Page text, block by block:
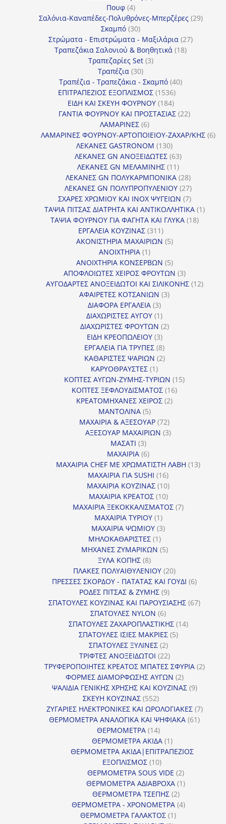
Πουφ 44
προϊόντα
Σαλόνια-Καναπέδες-Πολυθρόνες-Μπερζέρες 2929
Σκαμπό 3030
προϊόντα
Στρώματα - Επιστρώματα - Μαξιλάρια 2727
Τραπεζάκια Σαλονιού & Βοηθητικά 1818
Τραπεζαρίες Set 33
Τραπέζια 3030
προϊόντα
Τραπέζια - Τραπεζάκια - Σκαμπό 4040
ΕΠΙΤΡΑΠΕΖΙΟΣ ΕΞΟΠΛΙΣΜΟΣ 15361536
προϊόντα
ΕΙΔΗ ΚΑΙ ΣΚΕΥΗ ΦΟΥΡΝΟΥ 184184
προϊόντα
ΓΑΝΤΙΑ ΦΟΥΡΝΟΥ ΚΑΙ ΠΡΟΣΤΑΣΙΑΣ 2222
ΛΑΜΑΡΙΝΕΣ 66
προϊόντα
ΛΑΜΑΡΙΝΕΣ ΦΟΥΡΝΟΥ-ΑΡΤΟΠΟΙΕΙΟΥ-ΖΑΧΑΡ/ΚΗΣ 66
ΛΕΚΑΝΕΣ GASTRONOM 130130
προϊόντα
ΛΕΚΑΝΕΣ GN ΑΝΟΞΕΙΔΩΤΕΣ 6363
ΛΕΚΑΝΕΣ GN ΜΕΛΑΜΙΝΗΣ 1111
προϊόντα
ΛΕΚΑΝΕΣ GN ΠΟΛΥΚΑΡΜΠΟΝΙΚΑ 2828
προϊόντα
ΛΕΚΑΝΕΣ GN ΠΟΛΥΠΡΟΠΥΛΕΝΙΟΥ 2727
προϊόντα
ΣΧΑΡΕΣ ΧΡΩΜΙΟΥ ΚΑΙ INOX ΨΥΓΕΙΩΝ 77
προϊόντα
ΤΑΨΙΑ ΠΙΤΣΑΣ ΔΙΑΤΡΗΤΑ ΚΑΙ ΑΝΤΙΚΟΛΛΗΤΙΚΑ 11
ΤΑΨΙΑ ΦΟΥΡΝΟΥ ΓΙΑ ΦΑΓΗΤΑ ΚΑΙ ΓΛΥΚΑ 1818
ΕΡΓΑΛΕΙΑ ΚΟΥΖΙΝΑΣ 311311
προϊόντα
ΑΚΟΝΙΣΤΗΡΙΑ ΜΑΧΑΙΡΙΩΝ 55
ΑΝΟΙΧΤΗΡΙΑ 11
προϊόν
ΑΝΟΙΧΤΗΡΙΑ ΚΟΝΣΕΡΒΩΝ 55
προϊόντα
ΑΠΟΦΛΟΙΩΤΕΣ ΧΕΙΡΟΣ ΦΡΟΥΤΩΝ 33
προϊόντα
ΑΥΓΟΔΑΡΤΕΣ ΑΝΟΞΕΙΔΩΤΟΙ ΚΑΙ ΣΙΛΙΚΟΝΗΣ 1212
ΑΦΑΙΡΕΤΕΣ ΚΟΤΣΑΝΙΩΝ 33
ΔΙΑΦΟΡΑ ΕΡΓΑΛΕΙΑ 33
προϊόντα
ΔΙΑΧΩΡΙΣΤΕΣ ΑΥΓΟΥ 11
προϊόν
ΔΙΑΧΩΡΙΣΤΕΣ ΦΡΟΥΤΩΝ 22
ΕΙΔΗ ΚΡΕΟΠΩΛΕΙΟΥ 33
προϊόντα
ΕΡΓΑΛΕΙΑ ΓΙΑ ΤΡΥΠΕΣ 88
προϊόντα
ΚΑΘΑΡΙΣΤΕΣ ΨΑΡΙΩΝ 22
ΚΑΡΥΟΘΡΑΥΣΤΕΣ 11
προϊόν
ΚΟΠΤΕΣ ΑΥΓΩΝ-ΖΥΜΗΣ-ΤΥΡΙΩΝ 1515
ΚΟΠΤΕΣ ΞΕΦΛΟΥΔΙΣΜΑΤΟΣ 1616
ΚΡΕΑΤΟΜΗΧΑΝΕΣ ΧΕΙΡΟΣ 22
ΜΑΝΤΟΛΙΝΑ 55
προϊόντα
ΜΑΧΑΙΡΙΑ & ΑΞΕΣΟΥΑΡ 7272
προϊόντα
ΑΞΕΣΟΥΑΡ ΜΑΧΑΙΡΙΩΝ 33
ΜΑΣΑΤΙ 33
προϊόντα
ΜΑΧΑΙΡΙΑ 66
προϊόντα
ΜΑΧΑΙΡΙΑ CHEF ΜΕ ΧΡΩΜΑΤΙΣΤΗ ΛΑΒΗ 1313
ΜΑΧΑΙΡΙΑ ΓΙΑ SUSHI 1616
προϊόντα
ΜΑΧΑΙΡΙΑ ΚΟΥΖΙΝΑΣ 1010
προϊόντα
ΜΑΧΑΙΡΙΑ ΚΡΕΑΤΟΣ 1010
προϊόντα
ΜΑΧΑΙΡΙΑ ΞΕΚΟΚΚΑΛΙΣΜΑΤΟΣ 77
ΜΑΧΑΙΡΙΑ ΤΥΡΙΟΥ 11
προϊόν
ΜΑΧΑΙΡΙΑ ΨΩΜΙΟΥ 33
ΜΗΛΟΚΑΘΑΡΙΣΤΕΣ 11
προϊόν
ΜΗΧΑΝΕΣ ΖΥΜΑΡΙΚΩΝ 55
ΞΥΛΑ ΚΟΠΗΣ 88
προϊόντα
ΠΛΑΚΕΣ ΠΟΛΥΑΙΘΥΛΕΝΙΟΥ 2020
προϊόντα
ΠΡΕΣΣΕΣ ΣΚΟΡΔΟΥ - ΠΑΤΑΤΑΣ ΚΑΙ ΓΟΥΔΙ 66
ΡΟΔΕΣ ΠΙΤΣΑΣ & ΖΥΜΗΣ 99
προϊόντα
ΣΠΑΤΟΥΛΕΣ ΚΟΥΖΙΝΑΣ ΚΑΙ ΠΑΡΟΥΣΙΑΣΗΣ 6767
ΣΠΑΤΟΥΛΕΣ NYLON 66
προϊόντα
ΣΠΑΤΟΥΛΕΣ ΖΑΧΑΡΟΠΛΑΣΤΙΚΗΣ 1414
ΣΠΑΤΟΥΛΕΣ ΙΣΙΕΣ ΜΑΚΡΙΕΣ 55
ΣΠΑΤΟΥΛΕΣ ΞΥΛΙΝΕΣ 22
προϊόντα
ΤΡΙΦΤΕΣ ΑΝΟΞΕΙΔΩΤΟΙ 2222
προϊόντα
ΤΡΥΦΕΡΟΠΟΙΗΤΕΣ ΚΡΕΑΤΟΣ ΜΠΑΤΕΣ ΣΦΥΡΙΑ 22
ΦΟΡΜΕΣ ΔΙΑΜΟΡΦΩΣΗΣ ΑΥΓΩΝ 22
προϊόντα
ΨΑΛΙΔΙΑ ΓΕΝΙΚΗΣ ΧΡΗΣΗΣ ΚΑΙ ΚΟΥΖΙΝΑΣ 99
ΣΚΕΥΗ ΚΟΥΖΙΝΑΣ 552552
προϊόντα
ΖΥΓΑΡΙΕΣ ΗΛΕΚΤΡΟΝΙΚΕΣ ΚΑΙ ΩΡΟΛΟΓΙΑΚΕΣ 77
ΘΕΡΜΟΜΕΤΡΑ ΑΝΑΛΟΓΙΚΑ ΚΑΙ ΨΗΦΙΑΚΑ 6161
ΘΕΡΜΟΜΕΤΡΑ 1414
προϊόντα
ΘΕΡΜΟΜΕΤΡΑ ΑΚΙΔΑ 11
προϊόν
ΘΕΡΜΟΜΕΤΡΑ ΑΚΙΔΑ|ΕΠΙΤΡΑΠΕΖΙΟΣ
ΕΞΟΠΛΙΣΜΟΣ 1010
προϊόντα
ΘΕΡΜΟΜΕΤΡΑ SOUS VIDE 22
προϊόντα
ΘΕΡΜΟΜΕΤΡΑ ΑΔΙΑΒΡΟΧΑ 11
ΘΕΡΜΟΜΕΤΡΑ ΤΣΕΠΗΣ 22
προϊόντα
ΘΕΡΜΟΜΕΤΡΑ - ΧΡΟΝΟΜΕΤΡΑ 44
ΘΕΡΜΟΜΕΤΡΑ ΓΑΛΑΚΤΟΣ 11